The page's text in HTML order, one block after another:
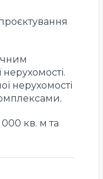
нерухомості
кв. м та